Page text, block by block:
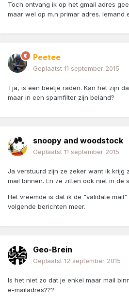
Toch ontvang ik op het gmail adres
maar wel op m.n primar adres. Iemand
Peetee
Geplaatst 11 september 2015
Tja, is een beetje raden. Kan het zijn
maar in een spamfilter zijn beland?
snoopy and woodstock
Geplaatst 11 september 2015
Ja verstuurd zijn ze zeker want ik krijg
mail binnen. En ze zitten ook niet in de
Het vreemde is dat ik de "validate
volgende berichten meer.
Geo-Brein
Geplaatst 12 september 2015
Is het niet zo dat je enkel maar mail
e-mailadres???